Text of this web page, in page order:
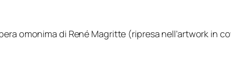
omonima di René Magritte (ripresa nell’artwork in